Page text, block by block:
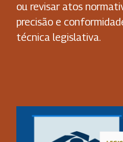
ou revisar atos
precisão e
técnica legislativa.